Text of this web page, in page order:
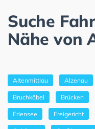
Suche
Nähe von
Altenmittlau Alzenau
Bruchköbel Brücken
Erlensee Freigericht